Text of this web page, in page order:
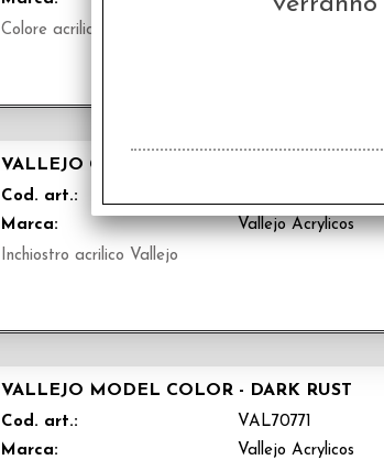
Colore acrilico Vallejo
VALLEJO GAME COLOR - INCHIOSTRO
Cod. art.:
Marca:
Vallejo Acrylicos
Inchiostro acrilico Vallejo
VALLEJO MODEL COLOR - DARK RUST
Cod. art.:
VAL70771
Marca:
Vallejo Acrylicos